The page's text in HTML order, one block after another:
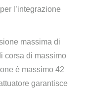
l’integrazione
massima di
corsa di massimo
è massimo 42
garantisce